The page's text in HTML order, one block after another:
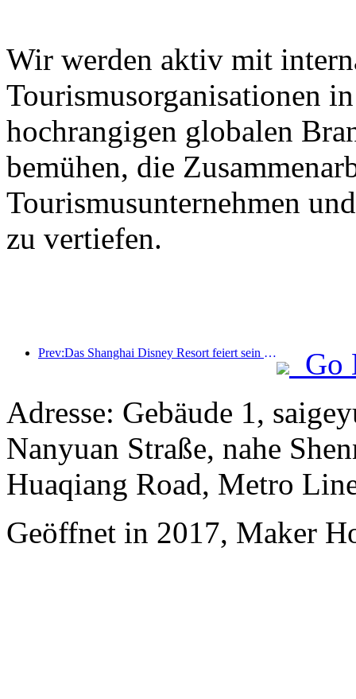
Wir werden aktiv mit
Tourismusorganisationen
hochrangigen globalen
bemühen, die
Tourismusunternehmen
zu vertiefen.
Prev:Das Shanghai Disney Resort feiert sein 10-jähriges Bestehen und hat bis heute über 100 Millionen Besucher empfangen.
Go
Adresse: Gebäude 1,
Nanyuan Straße, nahe
Huaqiang Road, Metro
Geöffnet in 2017, Maker